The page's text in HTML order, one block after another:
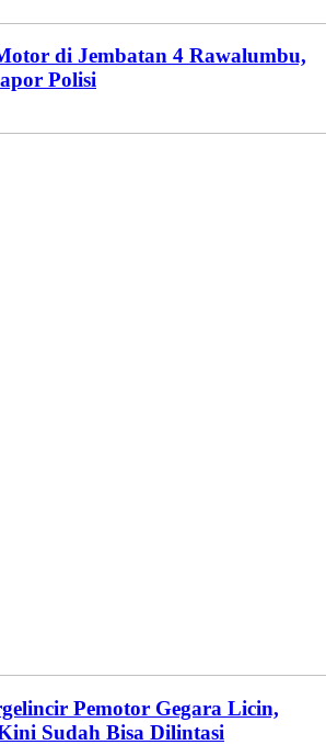
di Jembatan 4 Rawalumbu,
Polisi
Pemotor Gegara Licin,
Sudah Bisa Dilintasi